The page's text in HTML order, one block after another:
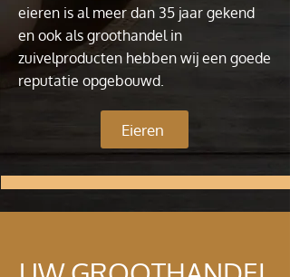
eieren is al meer dan 35 jaar gekend
en ook als groothandel in
zuivelproducten hebben wij een goede
reputatie opgebouwd.
Eieren